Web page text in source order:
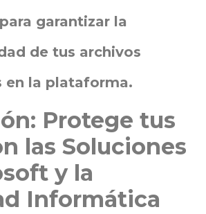
garantizar la
de tus archivos
en la plataforma.
Protege tus
las Soluciones
y la
Informática